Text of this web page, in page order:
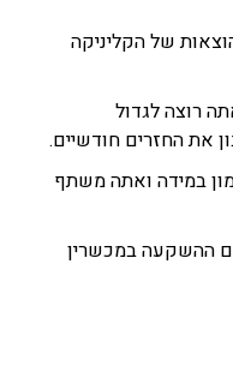
של הקליניקה
רוצה לגדול
את החזרים חודשיים.
במידה ואתה משתף
ההשקעה במכשרין